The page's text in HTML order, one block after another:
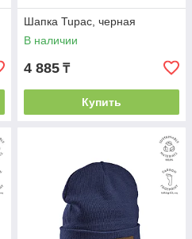
: В комплекте с
украшения, которая
«холст для
элемент, чтобы
— это идеальный
Она обеспечивает уют и
модным и выражать
в уюте и выражайте
стильным и осознанным
Шапка Tupac, черная
В наличии
4 885 ₸
Купить